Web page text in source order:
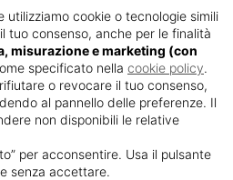
i vetri di
sua capacità di
illuminazione
degli
la definizione di
Consigliamo di
su serramenti
utilizziamo cookie o tecnologie simili
tuo consenso, anche per le finalità
misurazione e marketing (con
specificato nella cookie policy.
o revocare il tuo consenso,
al pannello delle preferenze. Il
non disponibili le relative
per acconsentire. Usa il pulsante
senza accettare.